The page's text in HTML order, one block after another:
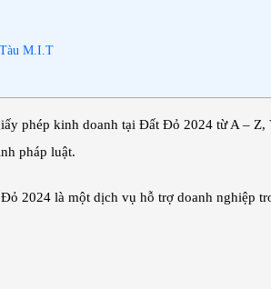
M.I.T
phép kinh doanh tại Đất Đỏ 2024 từ A –
pháp luật.
2024 là một dịch vụ hỗ trợ doanh nghiệp